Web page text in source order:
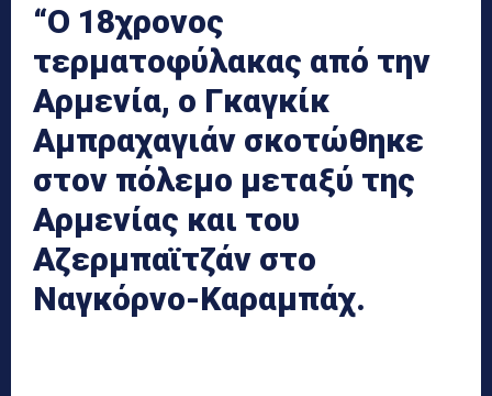
“Ο 18χρονος
τερματοφύλακας από την
Αρμενία, ο Γκαγκίκ
Αμπραχαγιάν σκοτώθηκε
στον πόλεμο μεταξύ της
Αρμενίας και του
Αζερμπαϊτζάν στο
Ναγκόρνο-Καραμπάχ.